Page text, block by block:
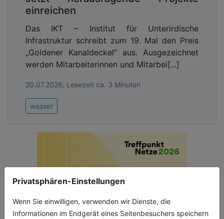
Privatsphären-Einstellungen
Wenn Sie einwilligen, verwenden wir Dienste, die
Informationen im Endgerät eines Seitenbesuchers speichern
einreichen
Das IKT – Institut für Unterirdische
Infrastruktur schreibt zum 19. Mal den Preis
„Goldener Kanaldeckel“ aus. Ausgezeichnet
werden Mitarbeiterinnen und Mitarbei[...]
20.07.2026, Lesezeit ca. 3 Minuten
wasser